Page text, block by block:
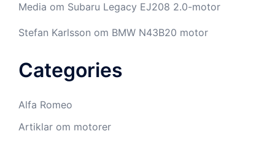
Media om Subaru Legacy EJ208 2.0-motor
Stefan Karlsson om BMW N43B20 motor
Categories
Alfa Romeo
Artiklar om motorer